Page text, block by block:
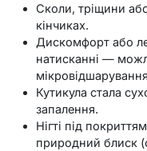
Сколи, тріщини
кінчиках.
Дискомфорт або
натисканні —
Кутикула стала
запалення.
Нігті під
природний блиск